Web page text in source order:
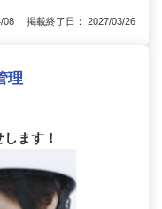
08 掲載終了日： 2027/03/26
理
ます！